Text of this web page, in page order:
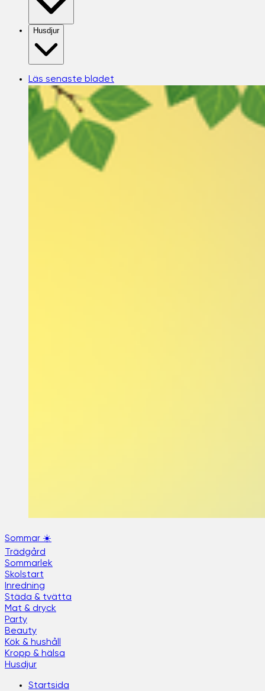
Husdjur
Läs senaste bladet
Sommar ☀️
Trädgård
Sommarlek
Skolstart
Inredning
Städa & tvätta
Mat & dryck
Party
Beauty
Kök & hushåll
Kropp & hälsa
Husdjur
Startsida